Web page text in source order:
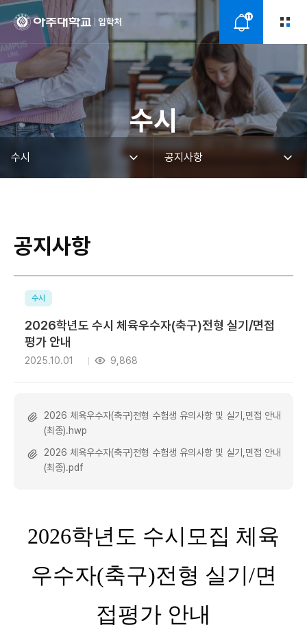
알
림
11
수시
공지사항
수시
2026학년도 수시 체육우수자(축구)전형 실기/면접
평가 안내
2025.10.01 9,868
2026 체육우수자(축구)전형 수험생 유의사항 및 실기,면접 안내
(최종).hwp
2026 체육우수자(축구)전형 수험생 유의사항 및 실기,면접 안내
(최종).pdf
2026학년도 수시모집 체육
우수자(축구)전형 실기/면
접평가 안내